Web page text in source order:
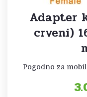
Adapter
crveni)
Pogodno za